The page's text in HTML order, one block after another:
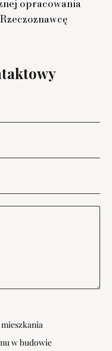
opracowania
w budowie